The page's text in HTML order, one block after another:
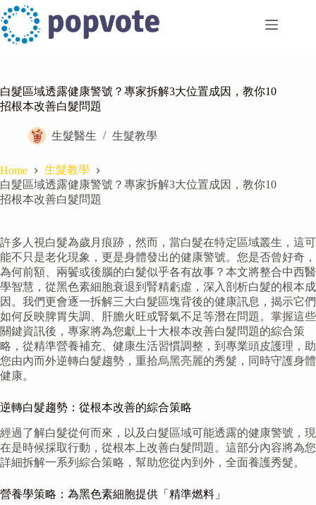
Skip
to
content
白髮區域透露健康警號？專家拆解3大位置成因，教你10
招根本改善白髮問題
生髮醫生 生髮教學
Home
生髮教學
白髮區域透露健康警號？專家拆解3大位置成因，教你10
招根本改善白髮問題
許多人視白髮為歲月痕跡，然而，當白髮在特定區域叢生，這可
能不只是老化現象，更是身體發出的健康警號。您是否曾好奇，
為何前額、兩鬢或後腦的白髮似乎各有故事？本文將整合中西醫
學智慧，從黑色素細胞衰退到腎精虧虛，深入剖析白髮的根本成
因。我們更會逐一拆解三大白髮區塊背後的健康訊息，揭示它們
如何反映脾胃失調、肝膽火旺或腎氣不足等潛在問題。掌握這些
關鍵資訊後，專家將為您獻上十大根本改善白髮問題的綜合策
略，從精準營養補充、健康生活習慣調整，到專業頭皮護理，助
您由內而外逆轉白髮趨勢，重拾烏黑亮麗的秀髮，同時守護身體
健康。
逆轉白髮趨勢：從根本改善的綜合策略
經過了解白髮從何而來，以及白髮區域可能透露的健康警號，現
在是時候採取行動，從根本上改善白髮問題。這部分內容將為您
詳細拆解一系列綜合策略，幫助您從內到外，全面養護秀髮。
營養學策略：為黑色素細胞提供「精準燃料」